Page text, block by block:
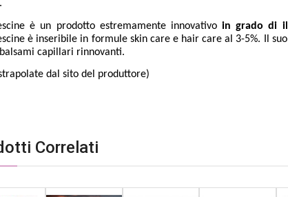
è un prodotto estremamente innovativoin grado di
è inseribile in formule skin care e hair care al 3-5%. Il
capillari rinnovanti.
dal sito del produttore)
Correlati